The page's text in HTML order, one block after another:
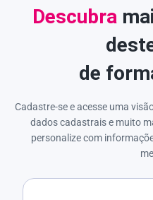
Descubra
de
Cadastre-se e acesse uma
dados cadastrais e muito
personalize com